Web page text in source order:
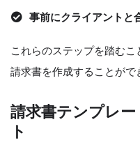
事前にクライアントと
これらのステップを踏む
請求書を作成することがで
請求書テンプレ
ト